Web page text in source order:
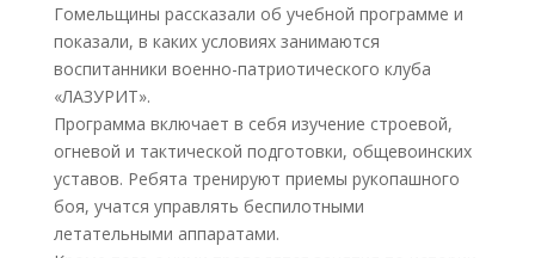
Гомельщины рассказали об учебной программе и
показали, в каких условиях занимаются
воспитанники военно-патриотического клуба
«ЛАЗУРИТ».
Программа включает в себя изучение строевой,
огневой и тактической подготовки, общевоинских
уставов. Ребята тренируют приемы рукопашного
боя, учатся управлять беспилотными
летательными аппаратами.